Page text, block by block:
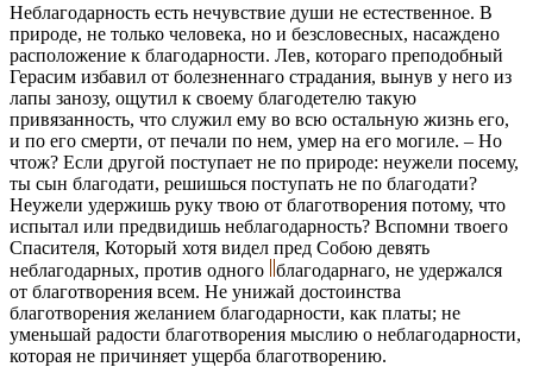
Неблагодарность есть нечувствие души не естественное. В
природе, не только человека, но и безсловесных, насаждено
расположение к благодарности. Лев, котораго преподобный
Герасим избавил от болезненнаго страдания, вынув у него из
лапы занозу, ощутил к своему благодетелю такую
привязанность, что служил ему во всю остальную жизнь его,
и по его смерти, от печали по нем, умер на его могиле. – Но
чтож? Если другой поступает не по природе: неужели посему,
ты сын благодати, решишься поступать не по благодати?
Неужели удержишь руку твою от благотворения потому, что
испытал или предвидишь неблагодарность? Вспомни твоего
Спасителя, Который хотя видел пред Собою девять
неблагодарных, против одного благодарнаго, не удержался
от благотворения всем. Не унижай достоинства
благотворения желанием благодарности, как платы; не
уменьшай радости благотворения мыслию о неблагодарности,
которая не причиняет ущерба благотворению.